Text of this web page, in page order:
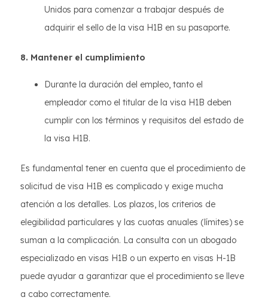
Unidos para comenzar a trabajar después de
adquirir el sello de la visa H1B en su pasaporte.
8. Mantener el cumplimiento
Durante la duración del empleo, tanto el
empleador como el titular de la visa H1B deben
cumplir con los términos y requisitos del estado de
la visa H1B.
Es fundamental tener en cuenta que el procedimiento de
solicitud de visa H1B es complicado y exige mucha
atención a los detalles. Los plazos, los criterios de
elegibilidad particulares y las cuotas anuales (límites) se
suman a la complicación. La consulta con un abogado
especializado en visas H1B o un experto en visas H-1B
puede ayudar a garantizar que el procedimiento se lleve
a cabo correctamente.